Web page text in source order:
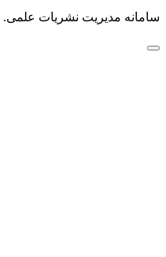
سامانه مدیریت نشریات علمی.